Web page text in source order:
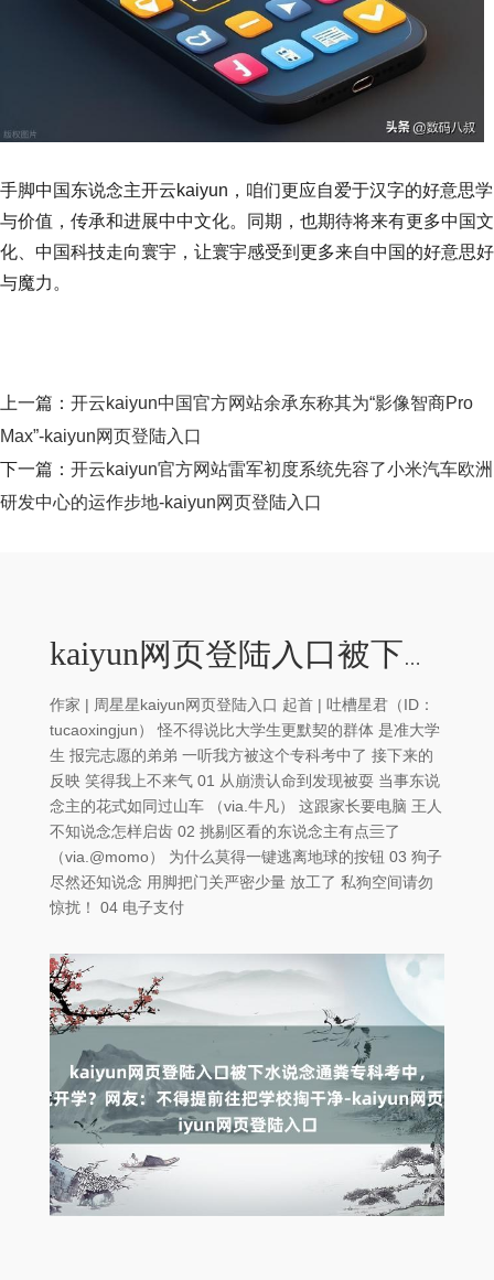
手脚中国东说念主开云kaiyun，咱们更应自爱于汉字的好意思学
与价值，传承和进展中中文化。同期，也期待将来有更多中国文
化、中国科技走向寰宇，让寰宇感受到更多来自中国的好意思好
与魔力。
上一篇： 开云kaiyun中国官方网站余承东称其为“影像智商Pro
Max”-kaiyun网页登陆入口
下一篇： 开云kaiyun官方网站雷军初度系统先容了小米汽车欧洲
研发中心的运作步地-kaiyun网页登陆入口
kaiyun网页登陆入口被下水说念通粪专科考中，下个月就开学？网友：不得提前往把学校掏干净-kaiyun网页登陆入口
作家 | 周星星kaiyun网页登陆入口 起首 | 吐槽星君（ID：
tucaoxingjun） 怪不得说比大学生更默契的群体 是准大学
生 报完志愿的弟弟 一听我方被这个专科考中了 接下来的
反映 笑得我上不来气 01 从崩溃认命到发现被耍 当事东说
念主的花式如同过山车 （via.牛凡） 这跟家长要电脑 王人
不知说念怎样启齿 02 挑剔区看的东说念主有点亖了
（via.@momo） 为什么莫得一键逃离地球的按钮 03 狗子
尽然还知说念 用脚把门关严密少量 放工了 私狗空间请勿
惊扰！ 04 电子支付